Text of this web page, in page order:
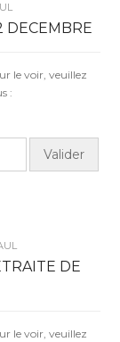
DECEMBRE
le voir, veuillez
:
DE
le voir, veuillez